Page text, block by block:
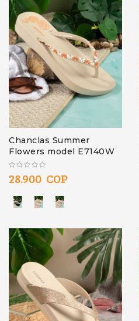
Chanclas Summer
Flowers model E7140W
28.900 COP